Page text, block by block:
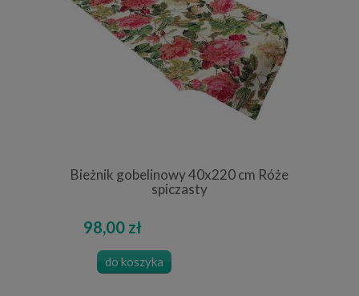
Bieżnik gobelinowy 40x220 cm Róże
spiczasty
98,00 zł
do koszyka